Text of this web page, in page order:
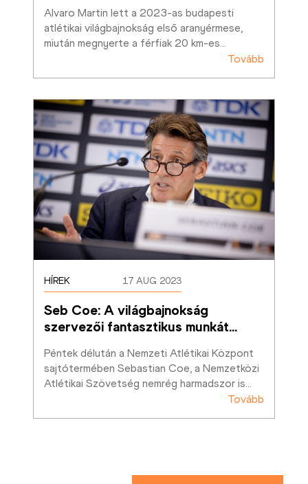
Alvaro Martin lett a 2023-as budapesti
atlétikai világbajnokság első aranyérmese,
miután megnyerte a férfiak 20 km-es
Tovább
HÍREK 17 AUG 2023
Seb Coe: A világbajnokság
szervezői fantasztikus munkát…
Péntek délután a Nemzeti Atlétikai Központ
sajtótermében Sebastian Coe, a Nemzetközi
Atlétikai Szövetség nemrég harmadszor is
Tovább